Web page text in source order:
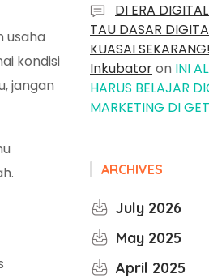
usaha
kondisi
jangan
DI ERA
TAU DASAR
KUASAI
Inkubatoron INI
HARUS BELAJAR
MARKETING DI
ARCHIVES
July 2026
May 2025
April 2025